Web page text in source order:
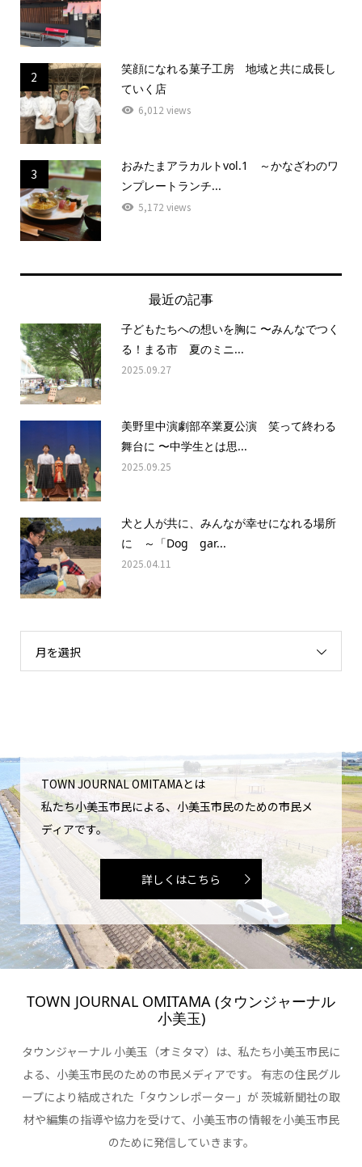
2
笑顔になれる菓子工房 地域と共に成長し
ていく店
6,012 views
3
おみたまアラカルトvol.1 ～かなざわのワ
ンプレートランチ...
5,172 views
最近の記事
子どもたちへの想いを胸に 〜みんなでつく
る！まる市 夏のミニ...
2025.09.27
美野里中演劇部卒業夏公演 笑って終わる
舞台に 〜中学生とは思...
2025.09.25
犬と人が共に、みんなが幸せになれる場所
に ～「Dog gar...
2025.04.11
月を選択
TOWN JOURNAL OMITAMAとは
私たち小美玉市民による、小美玉市民のための市民メ
ディアです。
詳しくはこちら
TOWN JOURNAL OMITAMA (タウンジャーナル
小美玉)
タウンジャーナル 小美玉（オミタマ）は、私たち小美玉市民に
よる、小美玉市民のための市民メディアです。 有志の住民グル
ープにより結成された「タウンレポーター」が 茨城新聞社の取
材や編集の指導や協力を受けて、小美玉市の情報を小美玉市民
のために発信していきます。